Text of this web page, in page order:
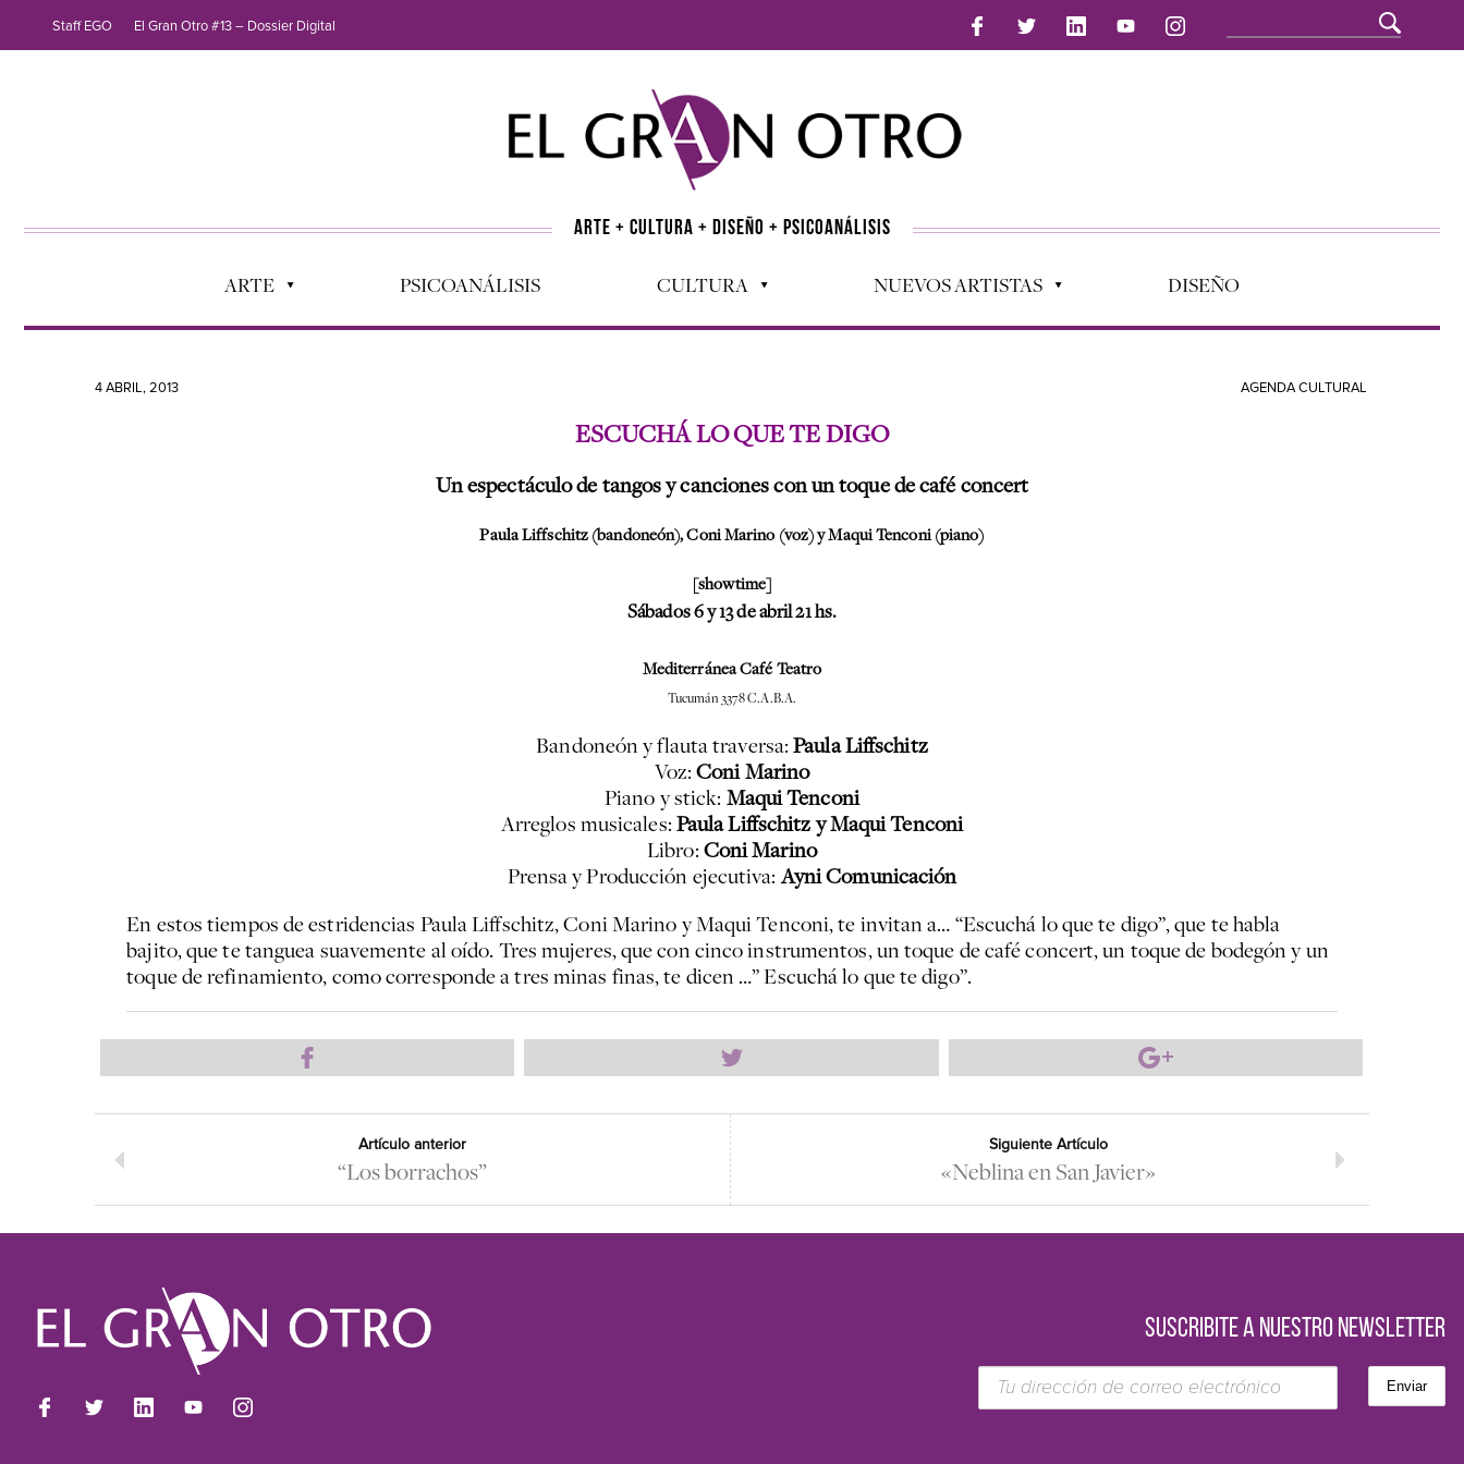
Staff EGO El Gran Otro #13 – Dossier Digital
ARTE + CULTURA + DISEÑO + PSICOANÁLISIS
ARTE PSICOANÁLISIS CULTURA NUEVOS ARTISTAS DISEÑO
4 ABRIL, 2013 AGENDA CULTURAL
ESCUCHÁ LO QUE TE DIGO
Un espectáculo de tangos y canciones con un toque de café concert
Paula Liffschitz (bandoneón), Coni Marino (voz) y Maqui Tenconi (piano)
[showtime]
Sábados 6 y 13 de abril 21 hs.
Mediterránea Café Teatro
Tucumán 3378 C.A.B.A.
Bandoneón y flauta traversa:Paula Liffschitz
Voz:Coni Marino
Piano y stick: Maqui Tenconi
Arreglos musicales:Paula Liffschitz y Maqui Tenconi
Libro:ConiMarino
Prensa y Producción ejecutiva:Ayni Comunicación
En estos tiempos de estridencias Paula Liffschitz, Coni Marino y Maqui Tenconi, te invitan a… “Escuchá lo que te digo”, que te habla
bajito, que te tanguea suavemente al oído. Tres mujeres, que con cinco instrumentos, un toque de café concert, un toque de bodegón y un
toque de refinamiento, como corresponde a tres minas finas, te dicen …” Escuchá lo que te digo”.
Artículo anterior
“Los borrachos”
Siguiente Artículo
«Neblina en San Javier»
SUSCRIBITE A NUESTRO NEWSLETTER